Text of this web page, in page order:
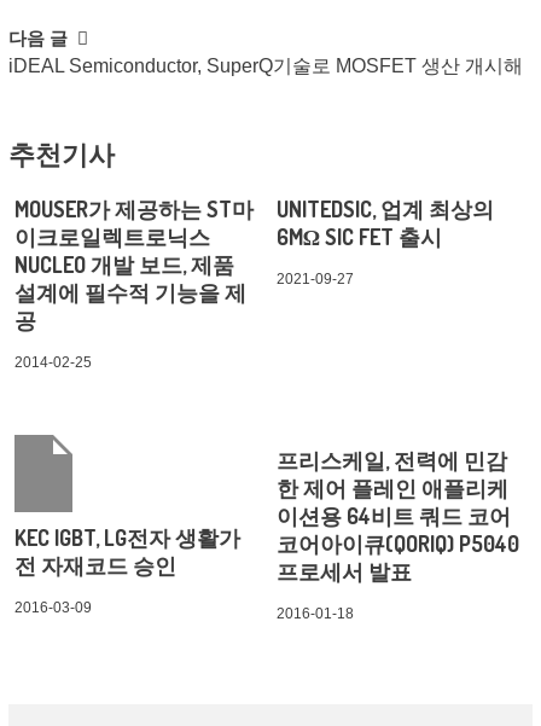
다음 글
iDEAL Semiconductor, SuperQ기술로 MOSFET 생산 개시해
추천기사
MOUSER가 제공하는 ST마
이크로일렉트로닉스
NUCLEO 개발 보드, 제품
설계에 필수적 기능을 제
공
2014-02-25
UNITEDSIC, 업계 최상의
6MΩ SIC FET 출시
2021-09-27
KEC IGBT, LG전자 생활가
전 자재코드 승인
2016-03-09
프리스케일, 전력에 민감
한 제어 플레인 애플리케
이션용 64비트 쿼드 코어
코어아이큐(QORIQ) P5040
프로세서 발표
2016-01-18